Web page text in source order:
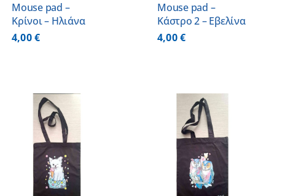
Mouse pad –
Κρίνοι – Ηλιάνα
4,00€
Mouse pad –
Κάστρο 2 – Εβελίνα
4,00€
ΠΡΟΣΘΗΚΗ ΣΤΟ
ΚΑΛΑΘΙ
ΛΕΠΤΟΜΕΡΕΙΕΣ